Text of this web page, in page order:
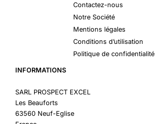
Contactez-nous
Notre Société
Mentions légales
Conditions d’utilisation
Politique de confidentialité
INFORMATIONS
SARL PROSPECT EXCEL
Les Beauforts
63560 Neuf-Eglise